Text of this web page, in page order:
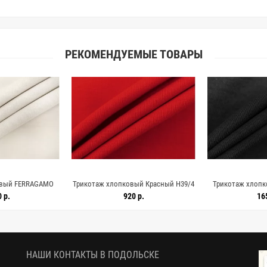
РЕКОМЕНДУЕМЫЕ ТОВАРЫ
FERRAGAMO
H39/1 P20
р.
Трикотаж хлопковый Красный H39/4
R40 20082541
920 р.
Трикотаж
Черный H39/
НАШИ КОНТАКТЫ В ПОДОЛЬСКЕ